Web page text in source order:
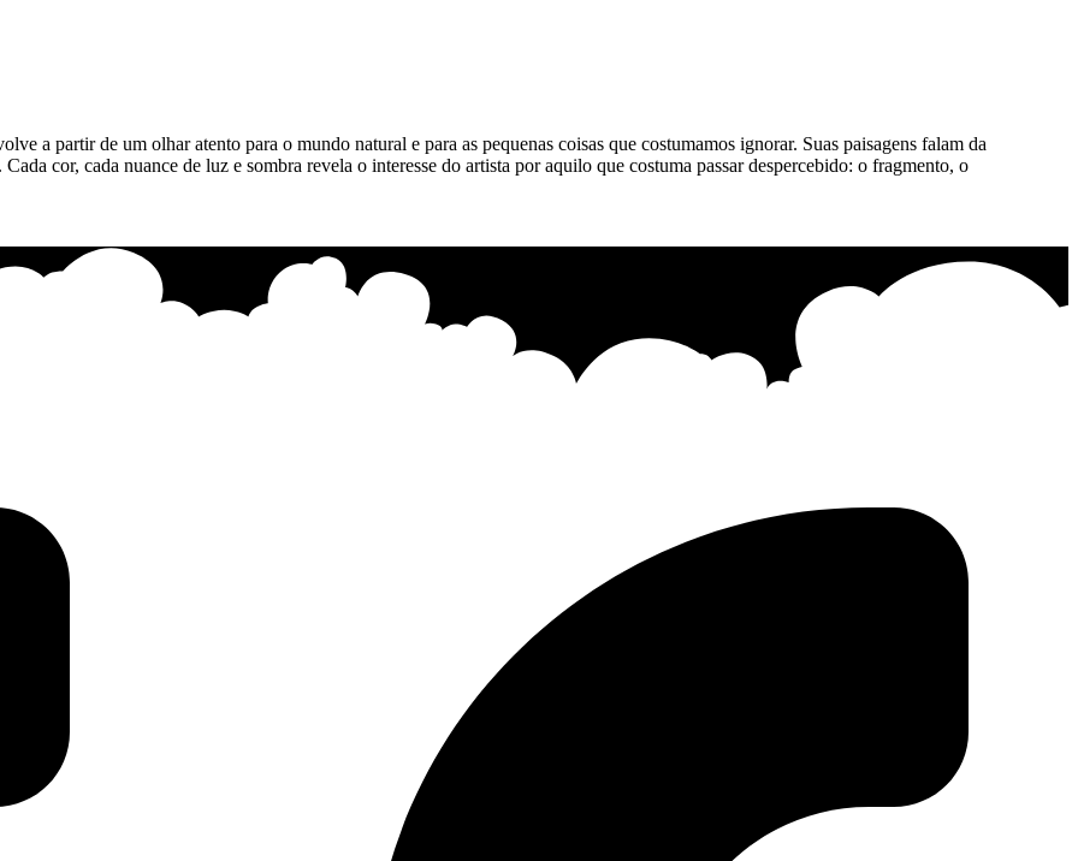
a partir de um olhar atento para o mundo natural e para as pequenas coisas que costumamos ignorar. Suas paisagens falam da
cor, cada nuance de luz e sombra revela o interesse do artista por aquilo que costuma passar despercebido: o fragmento, o